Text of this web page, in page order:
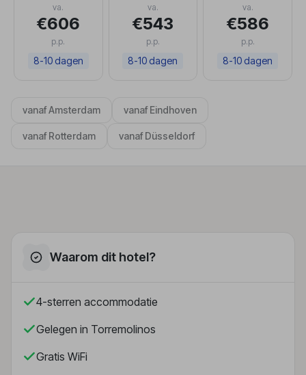
va.
€606
p.p.
8-10 dagen
va.
€543
p.p.
8-10 dagen
va.
€586
p.p.
8-10 dagen
vanaf Amsterdam vanaf Eindhoven
vanaf Rotterdam vanaf Düsseldorf
Waarom dit hotel?
4-sterren accommodatie
Gelegen in Torremolinos
Gratis WiFi